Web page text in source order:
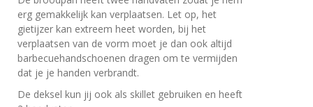
erg gemakkelijk kan verplaatsen. Let op, het
gietijzer kan extreem heet worden, bij het
verplaatsen van de vorm moet je dan ook altijd
barbecuehandschoenen dragen om te vermijden
dat je je handen verbrandt.
De deksel kun jij ook als skillet gebruiken en heeft